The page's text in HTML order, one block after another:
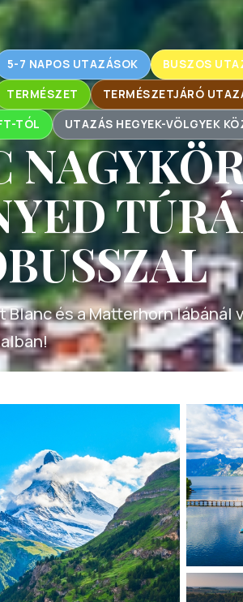
5-7 NAPOS UTAZÁSOK BUSZOS
TERMÉSZET TERMÉSZETJÁRÓ
TÓL UTAZÁS HEGYEK-VÖLGYEK
Blanc és a Matterhorn